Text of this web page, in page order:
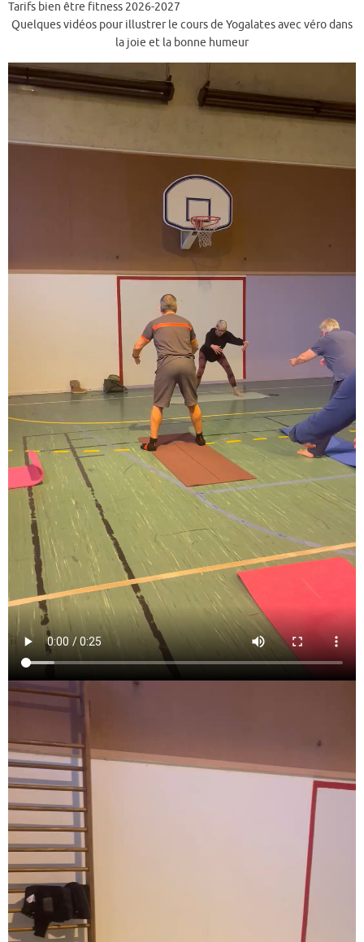
Tarifs bien être fitness 2026-2027
Quelques vidéos pour illustrer le cours de Yogalates avec véro dans
la joie et la bonne humeur